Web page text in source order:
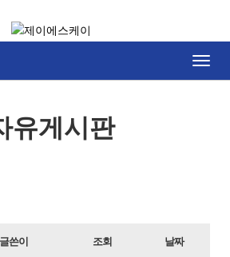
유게시판
글쓴이 조회 날짜